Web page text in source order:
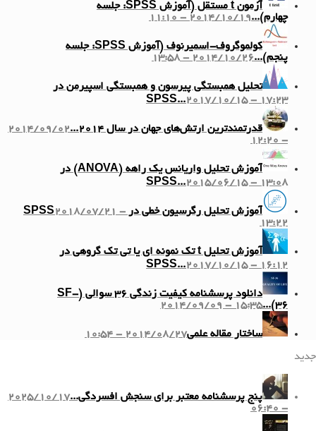
آزمون t مستقل (آموزش SPSS: جلسه
چهارم)...2014/10/19 - 11:10
کولموگروف-اسمیرنوف (آموزش SPSS: جلسه
پنجم)...2014/10/26 - 13:58
تحلیل همبستگی پیرسون و همبستگی اسپیرمن در
SPSS...2017/10/15 - 17:23
قدرتمندترین ارتش‌های جهان در سال ۲۰۱۴...
2014/09/02
- 12:20
آموزش تحلیل واریانس یک راهه (ANOVA) در
SPSS...2015/06/15 - 13:08
آموزش تحلیل رگرسیون خطی در SPSS 2018/07/21 -
13:22
آموزش تحلیل t تک نمونه ای یا تی تک گروهی در
SPSS...2017/10/15 - 16:12
دانلود پرسشنامه کیفیت زندگی ۳۶ سوالی (SF-
36)...
2014/09/09 - 15:35
ساختار مقاله علمی2014/08/27 - 10:54
جدید
پنج پرسشنامه معتبر برای سنجش افسردگی...2025/10/17
- 06:40